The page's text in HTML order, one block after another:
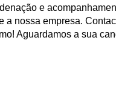
e
a nossa empresa.
Aguardamos a sua